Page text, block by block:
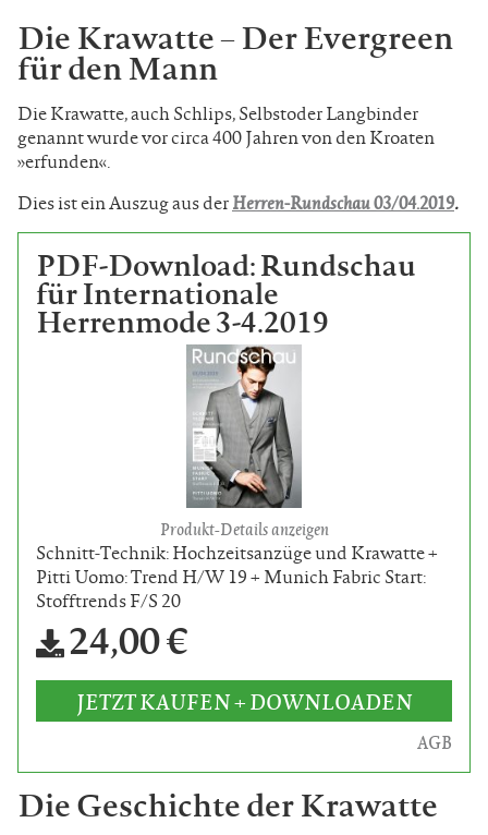
Die Krawatte – Der Evergreen
für den Mann
Die Krawatte, auch Schlips, Selbstoder Langbinder
genannt wurde vor circa 400 Jahren von den Kroaten
»erfunden«.
Dies ist ein Auszug aus derHerren-Rundschau 03/04.2019.
PDF-Download: Rundschau
für Internationale
Herrenmode 3-4.2019
Produkt-Details anzeigen
Schnitt-Technik: Hochzeitsanzüge und Krawatte +
Pitti Uomo: Trend H/W 19 + Munich Fabric Start:
Stofftrends F/S 20
24,00 €
JETZT KAUFEN + DOWNLOADEN
AGB
Die Geschichte der Krawatte